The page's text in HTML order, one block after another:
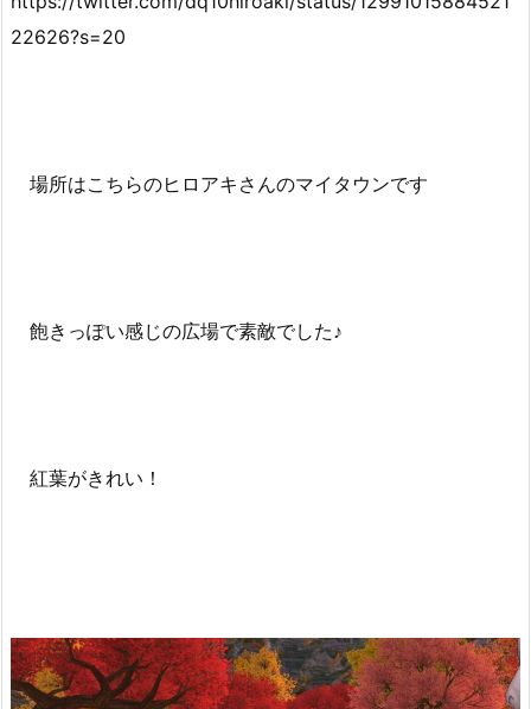
22626?s=20
場所はこちらのヒロアキさんのマイタウンです
飽きっぽい感じの広場で素敵でした♪
紅葉がきれい！